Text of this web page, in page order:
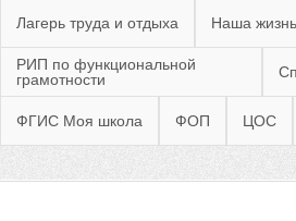
Лагерь труда и отдыха Наша жизнь
РИП по функциональной
грамотности
ФГИС Моя школа ФОП ЦОС